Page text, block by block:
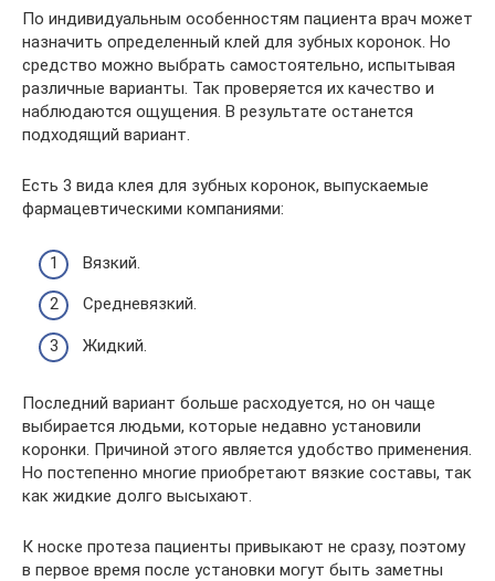
По индивидуальным особенностям пациента врач может
назначить определенный клей для зубных коронок. Но
средство можно выбрать самостоятельно, испытывая
различные варианты. Так проверяется их качество и
наблюдаются ощущения. В результате останется
подходящий вариант.
Есть 3 вида клея для зубных коронок, выпускаемые
фармацевтическими компаниями:
Вязкий.
Средневязкий.
Жидкий.
Последний вариант больше расходуется, но он чаще
выбирается людьми, которые недавно установили
коронки. Причиной этого является удобство применения.
Но постепенно многие приобретают вязкие составы, так
как жидкие долго высыхают.
К носке протеза пациенты привыкают не сразу, поэтому
в первое время после установки могут быть заметны